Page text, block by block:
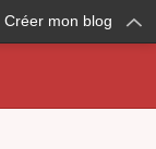
Créer mon blog